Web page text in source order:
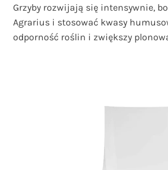
Grzyby rozwijają się intensywnie,
Agrarius i stosować kwasy
odporność roślin i zwiększy